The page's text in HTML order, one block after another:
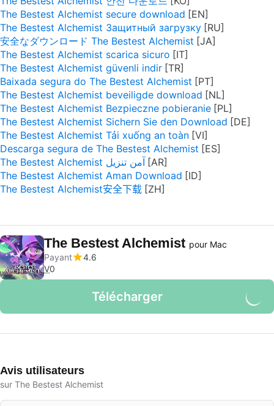
The Bestest Alchemist secure download
The Bestest Alchemist Защитный загрузку
安全なダウンロード The Bestest Alchemist
The Bestest Alchemist scarica sicuro
The Bestest Alchemist güvenli indir
Baixada segura do The Bestest Alchemist
The Bestest Alchemist beveiligde download
The Bestest Alchemist Bezpieczne pobieranie
The Bestest Alchemist Sichern Sie den Download
The Bestest Alchemist Tải xuống an toàn
Descarga segura de The Bestest Alchemist
The Bestest Alchemist آمن تنزيل
The Bestest Alchemist Aman Download
The Bestest Alchemist安全下载
The Bestest Alchemist pour Mac
Payant
4.6
V0
Télécharger
Avis utilisateurs
sur The Bestest Alchemist